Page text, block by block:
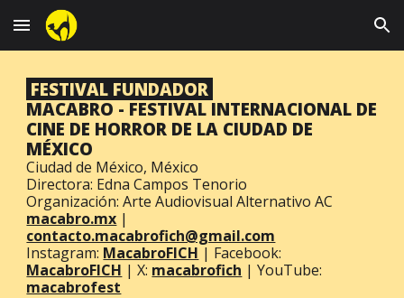
Skip to main content Skip to navigation
FESTIVAL FUNDADOR
MACABRO - FESTIVAL INTERNACIONAL DE
CINE DE HORROR DE LA CIUDAD DE
MÉXICO
Ciudad de México, México
Directora: Edna Campos Tenorio
Organización: Arte Audiovisual Alternativo AC
macabro.mx |
contacto.macabrofich@gmail.com
Instagram: MacabroFICH | Facebook:
MacabroFICH |X: macabrofich |YouTube:
macabrofest